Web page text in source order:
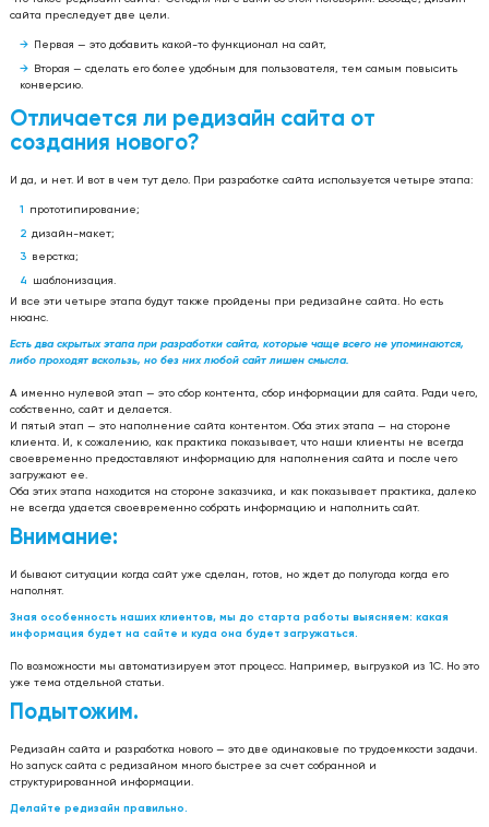
сайта преследует две цели.
Первая — это добавить какой-то функционал на сайт,
Вторая — сделать его более удобным для пользователя, тем самым повысить
конверсию.
Отличается ли редизайн сайта от
создания нового?
И да, и нет. И вот в чем тут дело. При разработке сайта используется четыре этапа:
прототипирование;
дизайн-макет;
верстка;
шаблонизация.
И все эти четыре этапа будут также пройдены при редизайне сайта. Но есть
нюанс.
Есть два скрытых этапа при разработки сайта, которые чаще всего не упоминаются,
либо проходят вскользь, но без них любой сайт лишен смысла.
А именно нулевой этап — это сбор контента, сбор информации для сайта. Ради чего,
собственно, сайт и делается.
И пятый этап — это наполнение сайта контентом. Оба этих этапа — на стороне
клиента. И, к сожалению, как практика показывает, что наши клиенты не всегда
своевременно предоставляют информацию для наполнения сайта и после чего
загружают ее.
Оба этих этапа находится на стороне заказчика, и как показывает практика, далеко
не всегда удается своевременно собрать информацию и наполнить сайт.
Внимание:
И бывают ситуации когда сайт уже сделан, готов, но ждет до полугода когда его
наполнят.
Зная особенность наших клиентов, мы до старта работы выясняем: какая
информация будет на сайте и куда она будет загружаться.
По возможности мы автоматизируем этот процесс. Например, выгрузкой из 1С. Но это
уже тема отдельной статьи.
Подытожим.
Редизайн сайта и разработка нового — это две одинаковые по трудоемкости задачи.
Но запуск сайта с редизайном много быстрее за счет собранной и
структурированной информации.
Делайте редизайн правильно.